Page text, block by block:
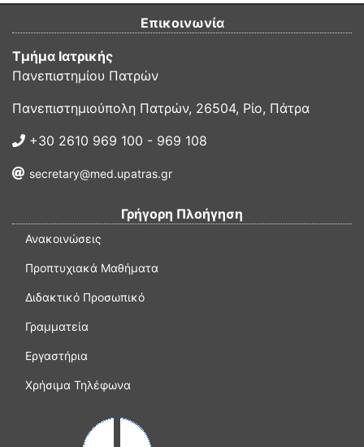
Επικοινωνία
Τμήμα Ιατρικής
Πανεπιστημίου Πατρών
Πανεπιστημιούπολη Πατρών, 26504, Ρίο, Πάτρα
+30 2610 969 100 - 969 108
secretary@med.upatras.gr
Γρήγορη Πλοήγηση
Ανακοινώσεις
Προπτυχιακά Μαθήματα
Διδακτικό Προσωπικό
Γραμματεία
Εργαστήρια
Χρήσιμα Τηλέφωνα